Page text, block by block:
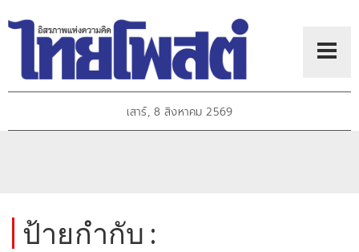
เสาร์, 8 สิงหาคม 2569
ป้ายกำกับ :